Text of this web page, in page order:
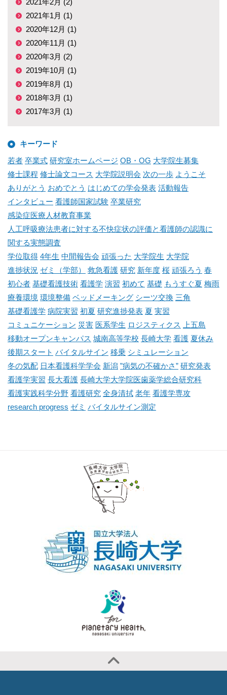
2021年2月 (2)
2021年1月 (1)
2020年12月 (1)
2020年11月 (1)
2020年3月 (2)
2019年10月 (1)
2019年8月 (1)
2018年3月 (1)
2017年3月 (1)
キーワード
若者 卒業式 研究室ホームページ OB・OG 大学院生募集
修士課程 修士論文コース 大学院説明会 次の一歩 ようこそ
ありがとう おめでとう はじめての学会発表 活動報告
インタビュー 看護師国家試験 卒業研究
感染症医療人材教育事業
人工呼吸療法患者に対する不快症状の評価と看護師の認識に
関する実態調査
学位取得 4年生 中間報告会 頑張った 大学院生 大学院
進捗状況 ゼミ（学部） 救急看護 研究 新年度 桜 頑張ろう 春
初心者 基礎看護技術 看護学 演習 初めて 基礎 もうすぐ夏 梅雨
療養環境 環境整備 ベッドメーキング シーツ交換 三角
基礎看護学 病院実習 初夏 研究進捗発表 夏 実習
コミュニケーション 災害 医系学生 ロジスティクス
上五島
移動オープンキャンパス 城南高等学校 長崎大学 看護 夏休み
後期スタート バイタルサイン 移乗 シミュレーション
冬の気配 日本看護科学学会 新潟 ”病気の不確かさ” 研究発表
看護学実習 長大看護 長崎大学大学院医歯薬学総合研究科
看護実践科学分野 看護研究 全身清拭 老年 看護学専攻
research progress ゼミ バイタルサイン測定